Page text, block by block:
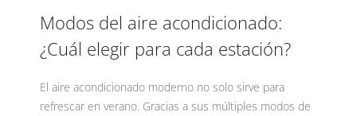
Modos del aire acondicionado:
¿Cuál elegir para cada estación?
El aire acondicionado moderno no solo sirve para
refrescar en verano. Gracias a sus múltiples modos de